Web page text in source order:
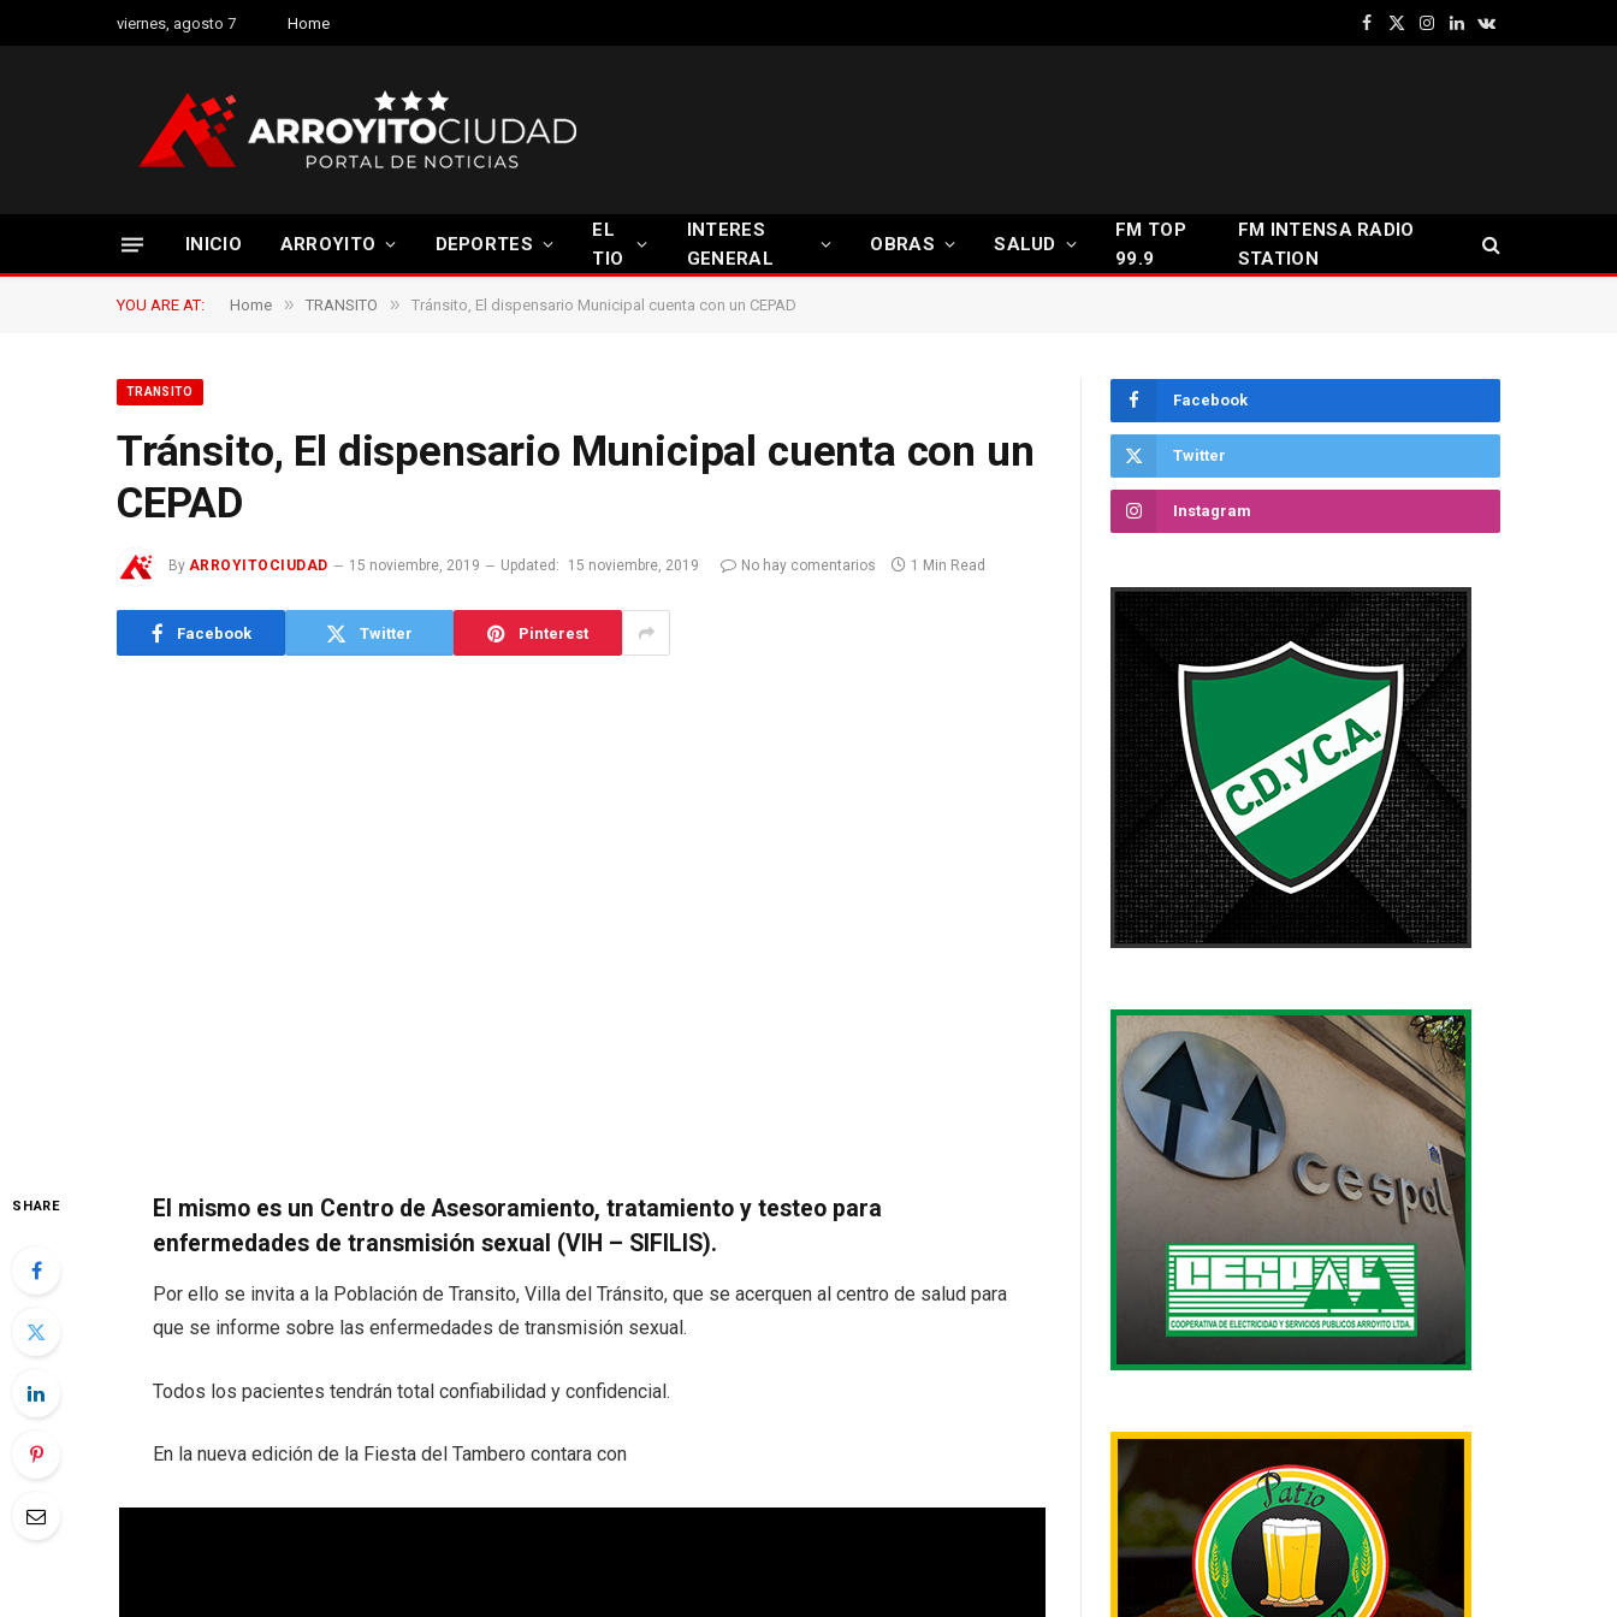
viernes, agosto 7 Home
Facebook
X
Instagram
LinkedInVKontakte
INICIO ARROYITO DEPORTES
EL
TIO
INTERES
GENERAL
OBRAS SALUD
FM TOP
99.9
FM INTENSA RADIO
STATION
YOU ARE AT: Home » TRANSITO » Tránsito, El dispensario Municipal cuenta con un CEPAD
TRANSITO
Tránsito, El dispensario Municipal cuenta con un
CEPAD
By ARROYITOCIUDAD 15 noviembre, 2019 Updated: 15 noviembre, 2019 No hay comentarios 1 Min Read
Facebook Twitter Pinterest
SHARE
El mismo es un Centro de Asesoramiento, tratamiento y testeo para
enfermedades de transmisión sexual (VIH – SIFILIS).
Por ello se invita a la Población de Transito, Villa del Tránsito, que se acerquen al centro de salud para
que se informe sobre las enfermedades de transmisión sexual.
Todos los pacientes tendrán total confiabilidad y confidencial.
En la nueva edición de la Fiesta del Tambero contara con
Facebook
Twitter
Instagram